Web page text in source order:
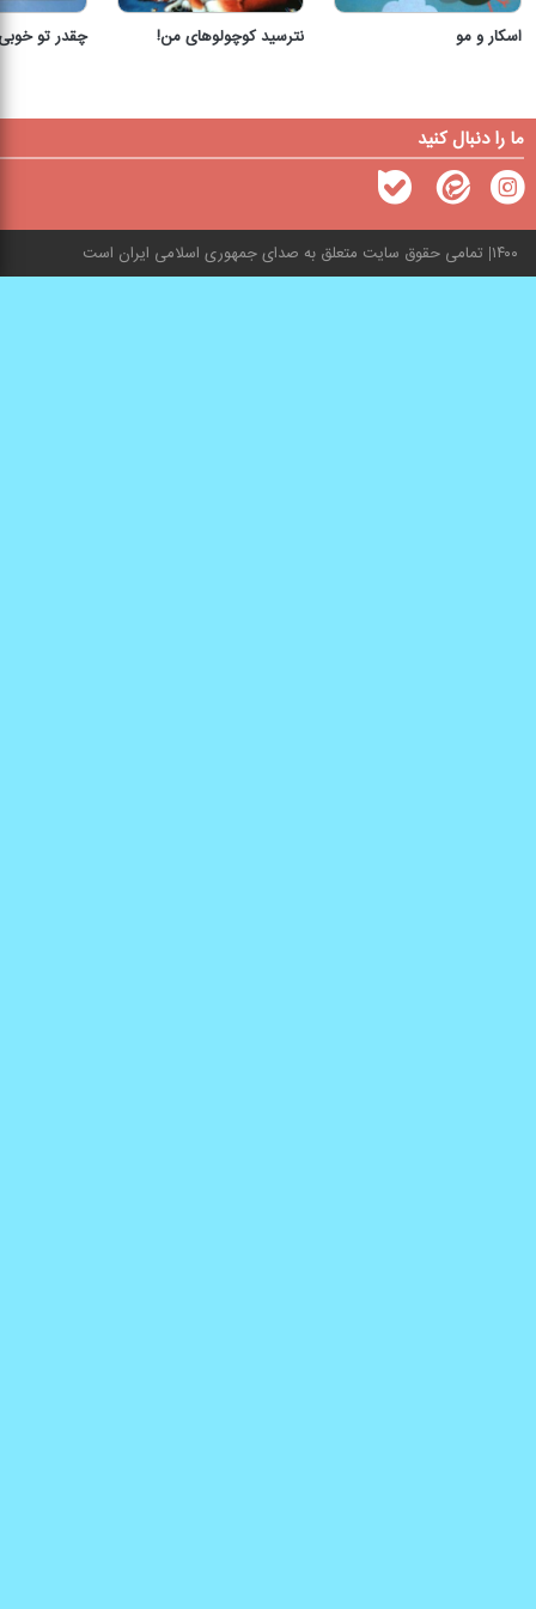
اسکار و مو نترسید کوچولوهای من! چقدر تو
ما را دنبال کنید
۱۴۰۰ تمامی حقوق سایت متعلق به صدای جمهوری اسلامی ایران است